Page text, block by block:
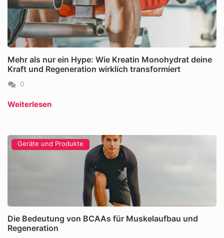
Mehr als nur ein Hype: Wie Kreatin Monohydrat deine
Kraft und Regeneration wirklich transformiert
0
Weiterlesen
Geräte und Produkte
Die Bedeutung von BCAAs für Muskelaufbau und
Regeneration